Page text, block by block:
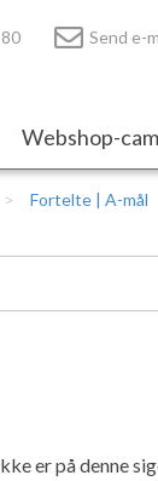
Send e-
Webshop-
Fortelte | A-mål
er på denne